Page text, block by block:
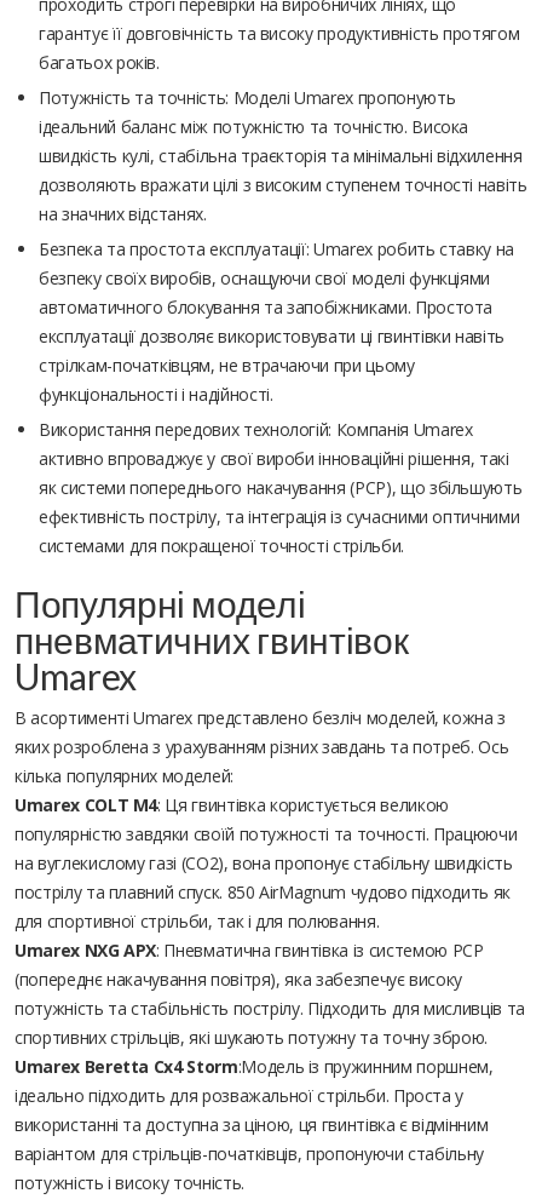
гарантує її довговічність та високу продуктивність протягом
багатьох років.
Потужність та точність: Моделі Umarex пропонують
ідеальний баланс між потужністю та точністю. Висока
швидкість кулі, стабільна траєкторія та мінімальні відхилення
дозволяють вражати цілі з високим ступенем точності навіть
на значних відстанях.
Безпека та простота експлуатації: Umarex робить ставку на
безпеку своїх виробів, оснащуючи свої моделі функціями
автоматичного блокування та запобіжниками. Простота
експлуатації дозволяє використовувати ці гвинтівки навіть
стрілкам-початківцям, не втрачаючи при цьому
функціональності і надійності.
Використання передових технологій: Компанія Umarex
активно впроваджує у свої вироби інноваційні рішення, такі
як системи попереднього накачування (PCP), що збільшують
ефективність пострілу, та інтеграція із сучасними оптичними
системами для покращеної точності стрільби.
Популярні моделі
пневматичних гвинтівок
Umarex
В асортименті Umarex представлено безліч моделей, кожна з
яких розроблена з урахуванням різних завдань та потреб. Ось
кілька популярних моделей:
Umarex COLT M4: Ця гвинтівка користується великою
популярністю завдяки своїй потужності та точності. Працюючи
на вуглекислому газі (CO2), вона пропонує стабільну швидкість
пострілу та плавний спуск. 850 AirMagnum чудово підходить як
для спортивної стрільби, так і для полювання.
Umarex NXG APX: Пневматична гвинтівка із системою PCP
(попереднє накачування повітря), яка забезпечує високу
потужність та стабільність пострілу. Підходить для мисливців та
спортивних стрільців, які шукають потужну та точну зброю.
Umarex Beretta Cx4 Storm:Модель із пружинним поршнем,
ідеально підходить для розважальної стрільби. Проста у
використанні та доступна за ціною, ця гвинтівка є відмінним
варіантом для стрільців-початківців, пропонуючи стабільну
потужність і високу точність.